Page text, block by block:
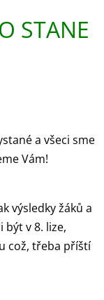
STANE
a všeci sme
Vám!
výsledky žáků a
v 8. lize,
což, třeba příští